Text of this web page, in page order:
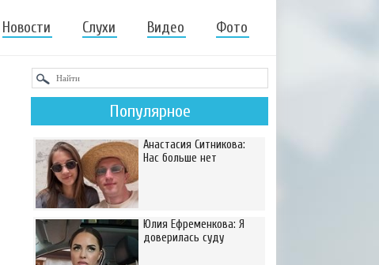
Новости Слухи Видео Фото
Популярное
Анастасия Ситникова:
Нас больше нет
Юлия Ефременкова: Я
доверилась суду